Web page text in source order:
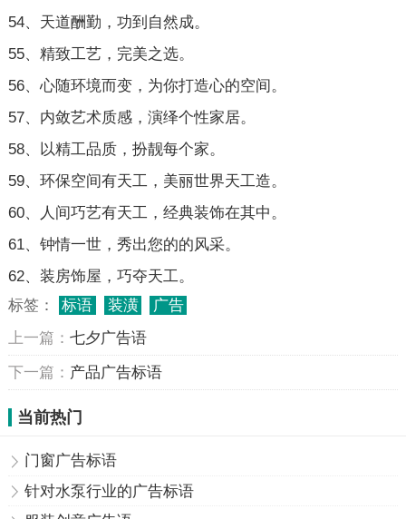
54、天道酬勤，功到自然成。
55、精致工艺，完美之选。
56、心随环境而变，为你打造心的空间。
57、内敛艺术质感，演绎个性家居。
58、以精工品质，扮靓每个家。
59、环保空间有天工，美丽世界天工造。
60、人间巧艺有天工，经典装饰在其中。
61、钟情一世，秀出您的的风采。
62、装房饰屋，巧夺天工。
标签：
标语 装潢
广告
上一篇： 七夕广告语
下一篇： 产品广告标语
当前热门
门窗广告标语
针对水泵行业的广告标语